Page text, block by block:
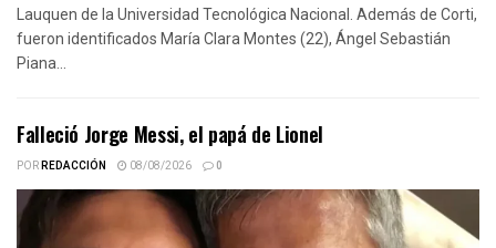
Lauquen de la Universidad Tecnológica Nacional. Además de Corti,
fueron identificados María Clara Montes (22), Ángel Sebastián
Piana...
Falleció Jorge Messi, el papá de Lionel
PORREDACCIÓN 08/08/2026 0